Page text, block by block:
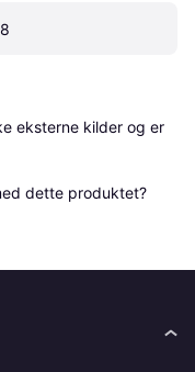
eksterne kilder og er
dette produktet?